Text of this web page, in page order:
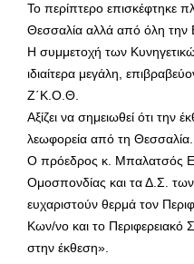
Το περίπτερο επισκέφτηκε
Θεσσαλία αλλά από όλη την
Η συμμετοχή των
ιδιαίτερα μεγάλη,
Ζ΄Κ.Ο.Θ.
Αξίζει να σημειωθεί ότι την
λεωφορεία από τη Θεσσαλία.
Ο πρόεδρος κ. Μπαλατσός
Ομοσπονδίας και τα Δ.Σ.
ευχαριστούν θερμά τον
Κων/νο και το Περιφερειακό
στην έκθεση».